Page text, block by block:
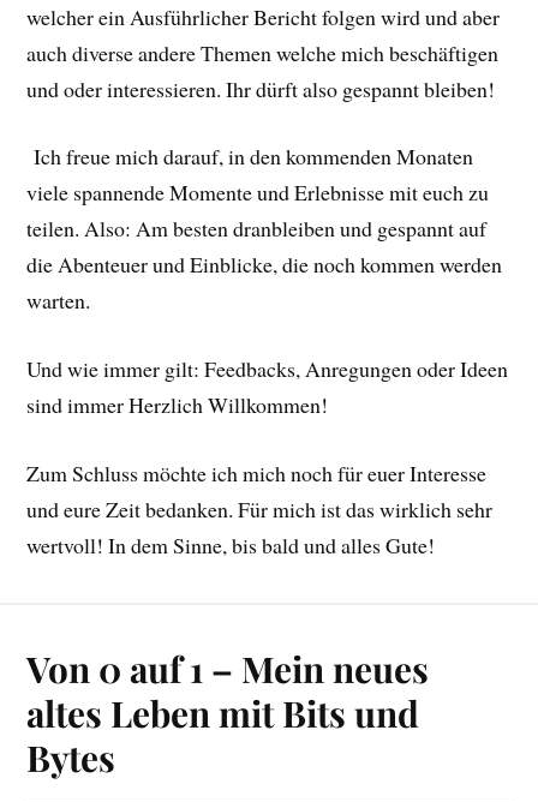
welcher ein Ausführlicher Bericht folgen wird und aber
auch diverse andere Themen welche mich beschäftigen
und oder interessieren. Ihr dürft also gespannt bleiben!
Ich freue mich darauf, in den kommenden Monaten
viele spannende Momente und Erlebnisse mit euch zu
teilen. Also: Am besten dranbleiben und gespannt auf
die Abenteuer und Einblicke, die noch kommen werden
warten.
Und wie immer gilt: Feedbacks, Anregungen oder Ideen
sind immer Herzlich Willkommen!
Zum Schluss möchte ich mich noch für euer Interesse
und eure Zeit bedanken. Für mich ist das wirklich sehr
wertvoll! In dem Sinne, bis bald und alles Gute!
Von 0 auf 1 – Mein neues
altes Leben mit Bits und
Bytes